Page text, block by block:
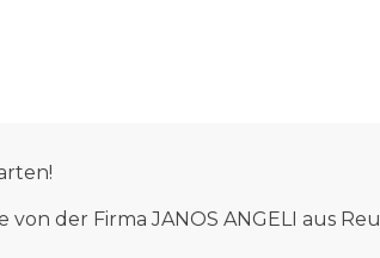
von der Firma JANOS ANGELI aus